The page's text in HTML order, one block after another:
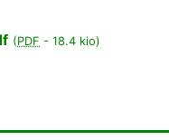
(PDF - 18.4 kio)